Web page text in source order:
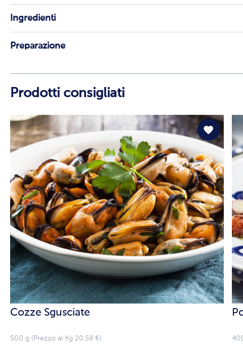
Ingredienti
Preparazione
Prodotti consigliati
Cozze Sgusciate
500 g (Prezzo al Kg 20.58 €)